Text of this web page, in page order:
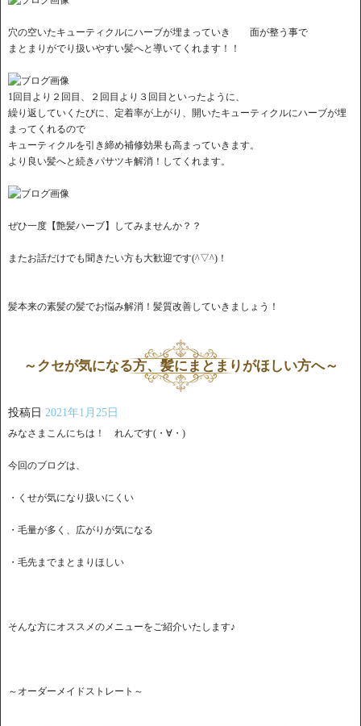
穴の空いたキューティクルにハーブが埋まっていき 面が整う事で
まとまりがでり扱いやすい髪へと導いてくれます！！
1回目より２回目、２回目より３回目といったように、
繰り返していくたびに、定着率が上がり、開いたキューティクルにハーブが埋
まってくれるので
キューティクルを引き締め補修効果も高まっていきます。
より良い髪へと続きパサツキ解消！してくれます。
ぜひ一度【艶髪ハーブ】してみませんか？？
またお話だけでも聞きたい方も大歓迎です(^▽^)！
髪本来の素髪の髪でお悩み解消！髪質改善していきましょう！
～クセが気になる方、髪にまとまりがほしい方へ～
投稿日 2021年1月25日
みなさまこんにちは！ れんです(・∀・)
今回のブログは、
・くせが気になり扱いにくい
・毛量が多く、広がりが気になる
・毛先までまとまりほしい
そんな方にオススメのメニューをご紹介いたします♪
～オーダーメイドストレート～